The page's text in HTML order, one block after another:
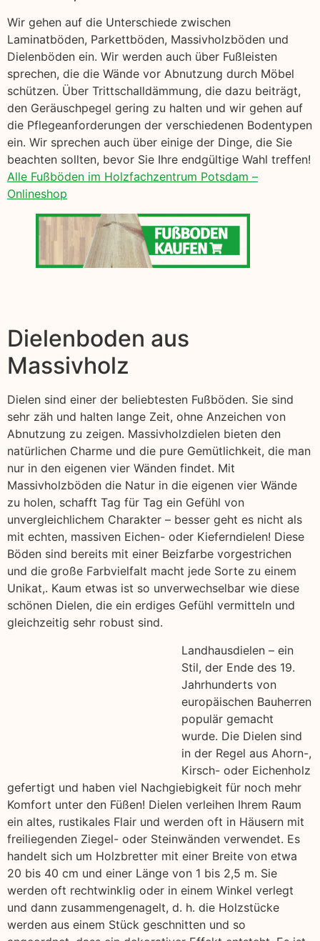
Wir gehen auf die Unterschiede zwischen
Laminatböden, Parkettböden, Massivholzböden und
Dielenböden ein. Wir werden auch über Fußleisten
sprechen, die die Wände vor Abnutzung durch Möbel
schützen. Über Trittschalldämmung, die dazu beiträgt,
den Geräuschpegel gering zu halten und wir gehen auf
die Pflegeanforderungen der verschiedenen Bodentypen
ein. Wir sprechen auch über einige der Dinge, die Sie
beachten sollten, bevor Sie Ihre endgültige Wahl treffen!
Alle Fußböden im Holzfachzentrum Potsdam –
Onlineshop
Dielenboden aus
Massivholz
Dielen sind einer der beliebtesten Fußböden. Sie sind
sehr zäh und halten lange Zeit, ohne Anzeichen von
Abnutzung zu zeigen. Massivholzdielen bieten den
natürlichen Charme und die pure Gemütlichkeit, die man
nur in den eigenen vier Wänden findet. Mit
Massivholzböden die Natur in die eigenen vier Wände
zu holen, schafft Tag für Tag ein Gefühl von
unvergleichlichem Charakter – besser geht es nicht als
mit echten, massiven Eichen- oder Kieferndielen! Diese
Böden sind bereits mit einer Beizfarbe vorgestrichen
und die große Farbvielfalt macht jede Sorte zu einem
Unikat,. Kaum etwas ist so unverwechselbar wie diese
schönen Dielen, die ein erdiges Gefühl vermitteln und
gleichzeitig sehr robust sind.
Landhausdielen – ein
Stil, der Ende des 19.
Jahrhunderts von
europäischen Bauherren
populär gemacht
wurde. Die Dielen sind
in der Regel aus Ahorn-,
Kirsch- oder Eichenholz
gefertigt und haben viel Nachgiebigkeit für noch mehr
Komfort unter den Füßen! Dielen verleihen Ihrem Raum
ein altes, rustikales Flair und werden oft in Häusern mit
freiliegenden Ziegel- oder Steinwänden verwendet. Es
handelt sich um Holzbretter mit einer Breite von etwa
20 bis 40 cm und einer Länge von 1 bis 2,5 m. Sie
werden oft rechtwinklig oder in einem Winkel verlegt
und dann zusammengenagelt, d. h. die Holzstücke
werden aus einem Stück geschnitten und so